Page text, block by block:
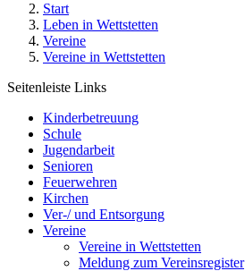
Start
Leben in Wettstetten
Vereine
Vereine in Wettstetten
Seitenleiste Links
Kinderbetreuung
Schule
Jugendarbeit
Senioren
Feuerwehren
Kirchen
Ver-/ und Entsorgung
Vereine
Vereine in Wettstetten
Meldung zum Vereinsregister